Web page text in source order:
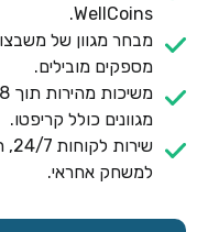
WellCoins.
מבחר מגוון של
מספקים מובילים.
מגוונים כולל קריפטו.
למשחק אחראי.